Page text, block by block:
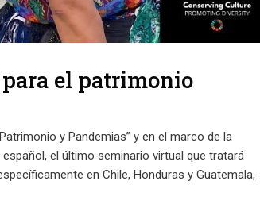
el patrimonio
y Pandemias” y en el marco de la
español, el último seminario virtual que tratará
en Chile, Honduras y Guatemala,